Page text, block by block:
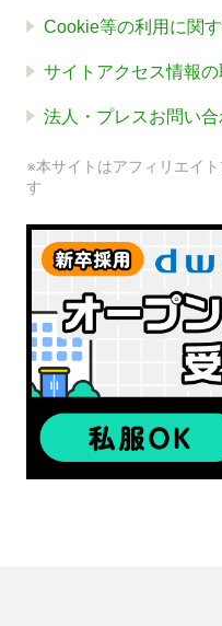
Cookie等の利用に関
サイトアクセス情報
法人・プレスお問い
※本サイトはアフィリエイ
す